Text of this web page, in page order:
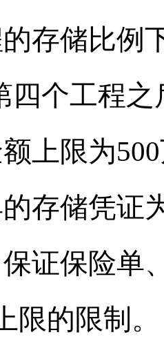
存储比例
四个工程
上限为
存储凭证
证保险单
限的限制。